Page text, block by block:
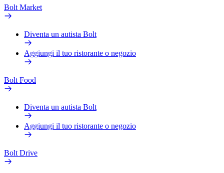
Bolt Market
Diventa un autista Bolt
Aggiungi il tuo ristorante o negozio
Bolt Food
Diventa un autista Bolt
Aggiungi il tuo ristorante o negozio
Bolt Drive